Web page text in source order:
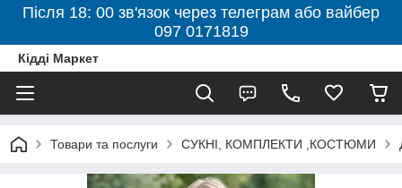
Після 18: 00 зв'язок через телеграм або вайбер
097 0171819
Кідді Маркет
Товари та послуги СУКНІ, КОМПЛЕКТИ ,КОСТЮМИ